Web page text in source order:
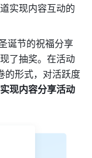
实现内容互动的
诞节的祝福分享
了抽奖。在活动
的形式，对活跃度
实现内容分享活动